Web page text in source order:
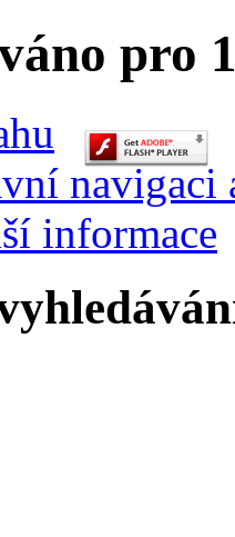
pro
navigaci
informace